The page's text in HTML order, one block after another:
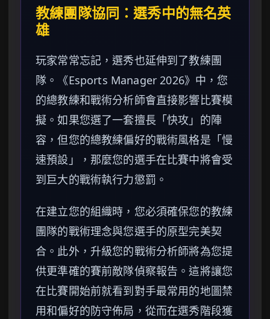
教練團隊協同：選秀中的無名英
雄
玩家常常忘記，選秀也延伸到了教練團
隊。《Esports Manager 2026》中，您
的總教練和戰術分析師會直接影響比賽模
擬。如果您選了一套擅長「快攻」的陣
容，但您的總教練偏好的戰術風格是「慢
速預設」，那麼您的選手在比賽中將會受
到巨大的戰術執行力懲罰。
在建立您的組織時，您必須確保您的教練
團隊的戰術理念與您選手的原型完美契
合。此外，升級您的戰術分析師將為您提
供更準確的賽前敵隊偵察報告。這將讓您
在比賽開始前就看到對手最常用的地圖禁
用和偏好的防守佈局，從而在選秀階段獲